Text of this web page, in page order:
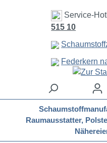
Zum Hauptinhalt springen
Service-
515 10
Federkern
Raumausstatter,